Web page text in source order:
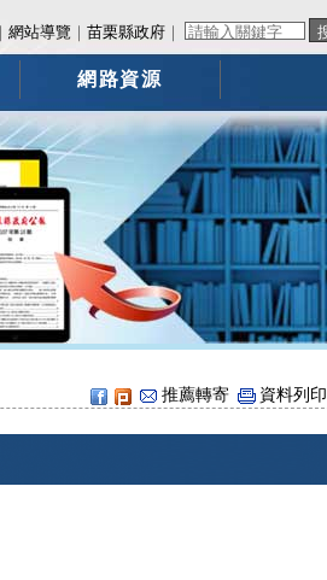
｜網站導覽 ｜苗栗縣政府
網路資源
推薦轉寄 資料列印